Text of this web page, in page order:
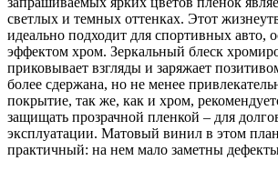
светлых и темных оттенках. Этот
идеально подходит для спортивных авто,
эффектом хром. Зеркальный блеск
приковывает взгляды и заряжает
более сдержана, но не менее
покрытие, так же, как и хром,
защищать прозрачной пленкой – для
эксплуатации. Матовый винил в этом
практичный: на нем мало заметны